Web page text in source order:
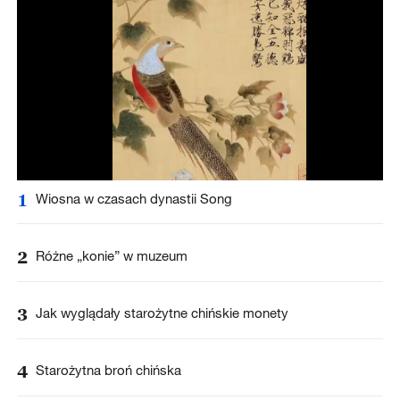
1 Wiosna w czasach dynastii Song
2 Różne „konie” w muzeum
3 Jak wyglądały starożytne chińskie monety
4 Starożytna broń chińska